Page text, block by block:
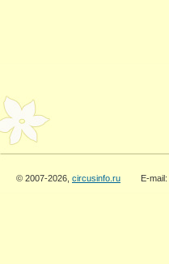
© 2007-2026, circusinfo.ru E-mail: